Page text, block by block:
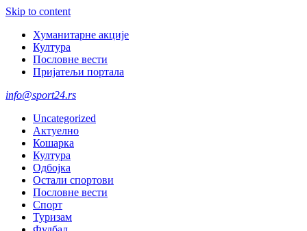
Skip to content
Хуманитарне акције
Култура
Пословне вести
Пријатељи портала
info@sport24.rs
Uncategorized
Актуелно
Кошарка
Култура
Одбојка
Остали спортови
Пословне вести
Спорт
Туризам